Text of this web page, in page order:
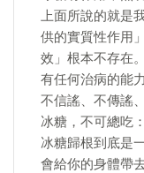
上面所說的就是
供的實質性作用
效」根本不存在
有任何治病的能
不信謠、不傳謠
冰糖，不可總吃：
冰糖歸根到底是
會給你的身體帶